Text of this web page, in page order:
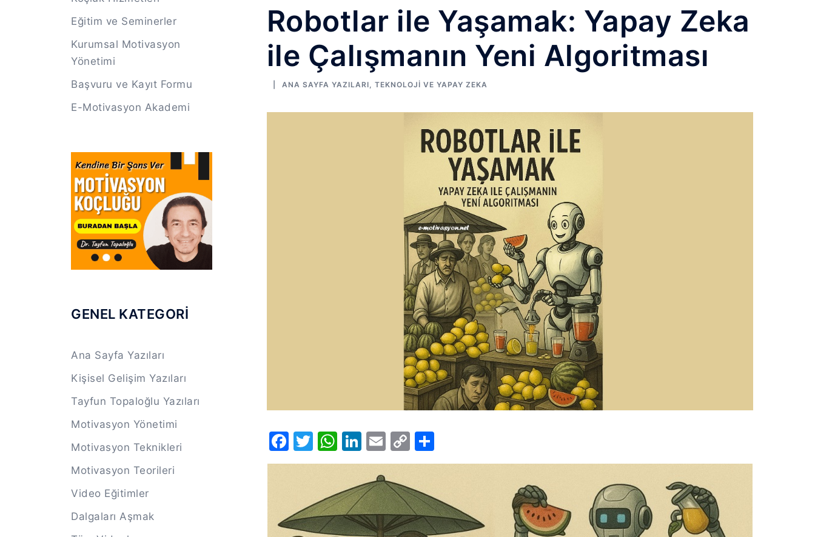
Robotlar ile Yaşamak: Yapay Zeka
ile Çalışmanın Yeni Algoritması
ANA SAYFA YAZILARI TEKNOLOJI VE YAPAY ZEKA
Facebook
Twitter
WhatsApp
LinkedIn
Email
Copy
Link
Share
Eğitim ve Seminerler
Kurumsal Motivasyon
Yönetimi
Başvuru ve Kayıt Formu
E-Motivasyon Akademi
GENEL KATEGORİ
Ana Sayfa Yazıları
Kişisel Gelişim Yazıları
Tayfun Topaloğlu Yazıları
Motivasyon Yönetimi
Motivasyon Teknikleri
Motivasyon Teorileri
Video Eğitimler
Dalgaları Aşmak